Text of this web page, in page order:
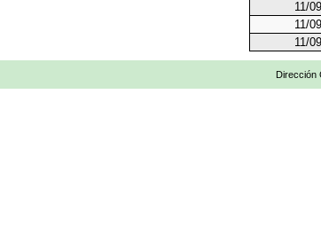
11/09
11/09
11/09
Dirección